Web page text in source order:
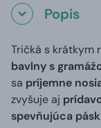
Popis
Tričká s krátkym
bavlny s
sa príjemne
zvyšuje aj
spevňujúca